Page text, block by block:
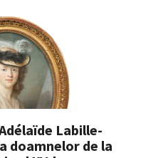
Labille-
doamnelor de la